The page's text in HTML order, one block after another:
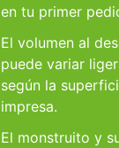
en tu primer
El volumen al
puede variar
según la
impresa.
El monstruito y